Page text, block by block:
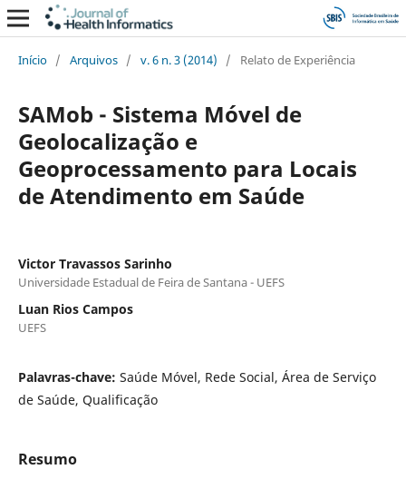
Início / Arquivos / v. 6 n. 3 (2014) / Relato de Experiência
SAMob - Sistema Móvel de
Geolocalização e
Geoprocessamento para Locais
de Atendimento em Saúde
Victor Travassos Sarinho
Universidade Estadual de Feira de Santana - UEFS
Luan Rios Campos
UEFS
Palavras-chave: Saúde Móvel, Rede Social, Área de Serviço
de Saúde, Qualificação
Resumo